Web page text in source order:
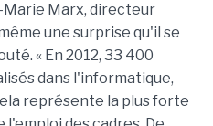
Marie Marx, directeur
une surprise qu'il se
« En 2012, 33 400
dans l'informatique,
représente la plus forte